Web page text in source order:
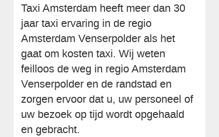
Taxi Amsterdam heeft meer dan 30
jaar taxi ervaring in de regio
Amsterdam Venserpolder als het
gaat om kosten taxi. Wij weten
feilloos de weg in regio Amsterdam
Venserpolder en de randstad en
zorgen ervoor dat u, uw personeel of
uw bezoek op tijd wordt opgehaald
en gebracht.